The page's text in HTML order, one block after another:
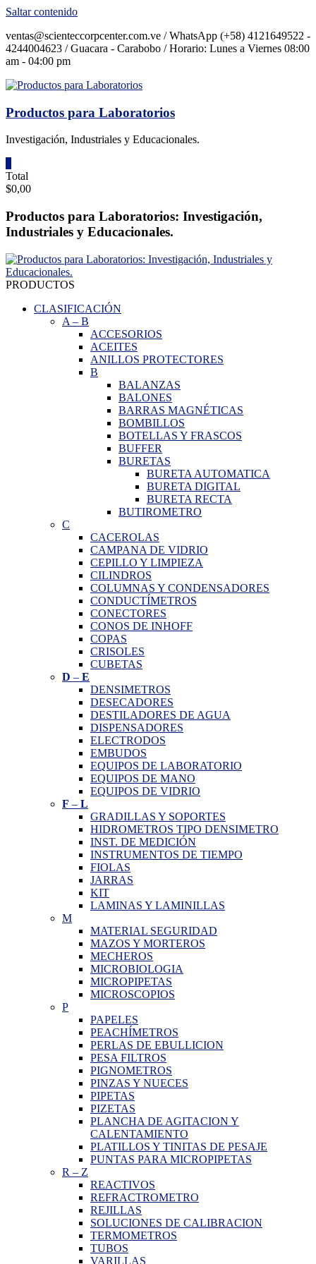
Saltar contenido
ventas@scienteccorpcenter.com.ve / WhatsApp (+58) 4121649522 -
4244004623 / Guacara - Carabobo / Horario: Lunes a Viernes 08:00
am - 04:00 pm
Productos para Laboratorios
Investigación, Industriales y Educacionales.
Total
$0,00
Productos para Laboratorios: Investigación,
Industriales y Educacionales.
PRODUCTOS
CLASIFICACIÓN
A – B
ACCESORIOS
ACEITES
ANILLOS PROTECTORES
B
BALANZAS
BALONES
BARRAS MAGNÉTICAS
BOMBILLOS
BOTELLAS Y FRASCOS
BUFFER
BURETAS
BURETA AUTOMATICA
BURETA DIGITAL
BURETA RECTA
BUTIROMETRO
C
CACEROLAS
CAMPANA DE VIDRIO
CEPILLO Y LIMPIEZA
CILINDROS
COLUMNAS Y CONDENSADORES
CONDUCTÍMETROS
CONECTORES
CONOS DE INHOFF
COPAS
CRISOLES
CUBETAS
D – E
DENSIMETROS
DESECADORES
DESTILADORES DE AGUA
DISPENSADORES
ELECTRODOS
EMBUDOS
EQUIPOS DE LABORATORIO
EQUIPOS DE MANO
EQUIPOS DE VIDRIO
F – L
GRADILLAS Y SOPORTES
HIDROMETROS TIPO DENSIMETRO
INST. DE MEDICIÓN
INSTRUMENTOS DE TIEMPO
FIOLAS
JARRAS
KIT
LAMINAS Y LAMINILLAS
M
MATERIAL SEGURIDAD
MAZOS Y MORTEROS
MECHEROS
MICROBIOLOGIA
MICROPIPETAS
MICROSCOPIOS
P
PAPELES
PEACHÍMETROS
PERLAS DE EBULLICION
PESA FILTROS
PIGNOMETROS
PINZAS Y NUECES
PIPETAS
PIZETAS
PLANCHA DE AGITACION Y
CALENTAMIENTO
PLATILLOS Y TINITAS DE PESAJE
PUNTAS PARA MICROPIPETAS
R – Z
REACTIVOS
REFRACTROMETRO
REJILLAS
SOLUCIONES DE CALIBRACION
TERMOMETROS
TUBOS
VARILLAS